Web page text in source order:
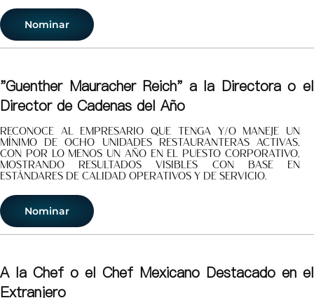
Nominar
"Guenther Mauracher Reich" a la Directora o el
Director de Cadenas del Año
Reconoce al empresario que tenga y/o maneje un
mínimo de ocho unidades restauranteras activas,
con por lo menos un año en el puesto corporativo,
mostrando resultados visibles con base en
estándares de calidad operativos y de servicio.
Nominar
A la Chef o el Chef Mexicano Destacado en el
Extranjero